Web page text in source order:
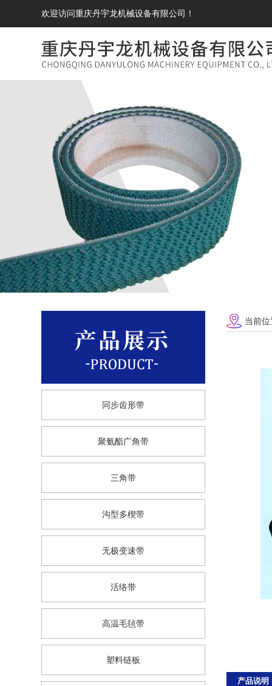
欢迎访问重庆丹宇龙机械设备有限公司！
同步齿形带
聚氨酯广角带
三角带
沟型多楔带
无极变速带
活络带
高温毛毡带
塑料链板
当前
产品说明